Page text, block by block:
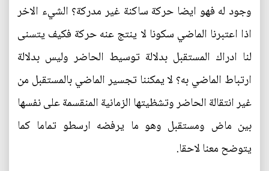
وجود له فهو ايضا حركة ساكنة غير مدركة؟ الشيء الاخر
اذا اعتبرنا الماضي سكونا لا ينتج عنه حركة فكيف يتسنى
لنا ادراك المستقبل بدلالة توسيط الحاضر وليس بدلالة
ارتباط الماضي به؟ لا يمكننا تجسير الماضي بالمستقبل من
غير انتقالة الحاضر وتشظيتها الزمانية المنقسمة على نفسها
بين ماض ومستقبل وهو ما يرفضه ارسطو تماما كما
يتوضح معنا لاحقا.